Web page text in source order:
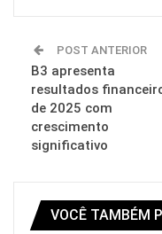
POST ANTERIOR
B3 apresenta
resultados
de 2025 com
crescimento
significativo
VOCÊ TAMBÉM